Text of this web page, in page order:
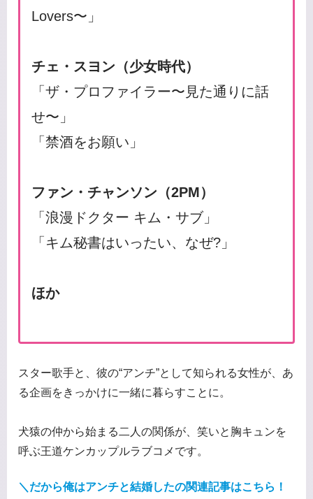
Lovers〜」
チェ・スヨン（少女時代）
「ザ・プロファイラー〜見た通りに話
せ〜」
「禁酒をお願い」
ファン・チャンソン（2PM）
「浪漫ドクター キム・サブ」
「キム秘書はいったい、なぜ?」
ほか
スター歌手と、彼の“アンチ”として知られる女性が、あ
る企画をきっかけに一緒に暮らすことに。
犬猿の仲から始まる二人の関係が、笑いと胸キュンを
呼ぶ王道ケンカップルラブコメです。
＼だから俺はアンチと結婚したの関連記事はこちら！